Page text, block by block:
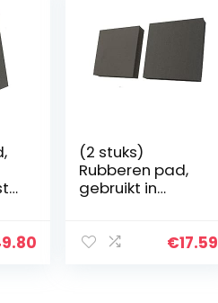
(2 stuks)
Rubberen pad,
gebruikt in
50x50x25mm
€17.59